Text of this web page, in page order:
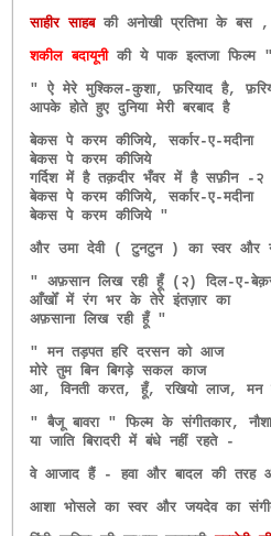
साहीर साहबकी अनोखी प्रतिभा के बस
शकील बदायूनीकी ये पाक इल्तजा फिल्म
" ऐ मेरे मुश्किल-कुशा, फ़रियाद है,
आपके होते हुए दुनिया मेरी बरबाद है
बेकस पे करम कीजिये, सर्कार-ए-मदीना
बेकस पे करम कीजिये
गर्दिश में है तक़दीर भँवर में है सफ़ीन -२
बेकस पे करम कीजिये, सर्कार-ए-मदीना
बेकस पे करम कीजिये "
और उमा देवी ( टुनटुन ) का स्वर और
" अफ़सान लिख रही हूँ (२) दिल-ए-
आँखोँ में रंग भर के तेरे इंतज़ार का
अफ़साना लिख रही हूँ "
" मन तड़पत हरि दरसन को आज
मोरे तुम बिन बिगड़े सकल काज
आ, विनती करत, हूँ, रखियो लाज,
" बैजू बावरा " फिल्म के संगीतकार,
या जाति बिरादरी में बंधे नहीं रहते -
वे आजाद हैं - हवा और बादल की तरह
आशा भोसले का स्वर और जयदेव का